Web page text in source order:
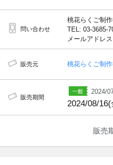
問い合わせ
桃花らくご制
TEL: 03-3685-
メールアドレ
販売元 桃花らくご制
販売期間
2024/
2024/08/
販売